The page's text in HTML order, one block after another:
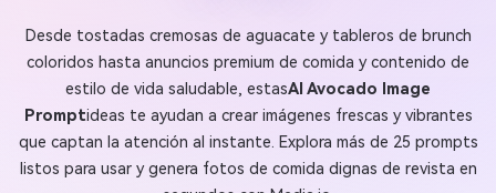
Desde tostadas cremosas de aguacate y tableros de brunch
coloridos hasta anuncios premium de comida y contenido de
estilo de vida saludable, estasAI Avocado Image
Promptideas te ayudan a crear imágenes frescas y vibrantes
que captan la atención al instante. Explora más de 25 prompts
listos para usar y genera fotos de comida dignas de revista en